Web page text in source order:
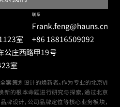
室
公庄西路甲19号
室
联系
Frank.feng@hauns.cn
+86 18816509092
案策划设计的焕新者。作为专业的北京VI
的根本命题进行研究与探索，通过北京
牌设计，公司品牌定位等核心业务板块，